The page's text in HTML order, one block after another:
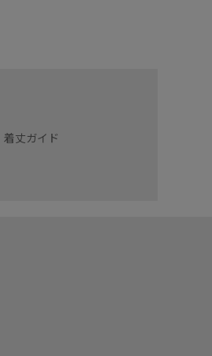
着丈ガイド